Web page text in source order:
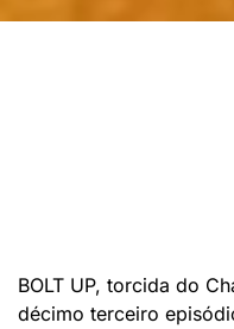
BOLT UP, torcida do
décimo terceiro